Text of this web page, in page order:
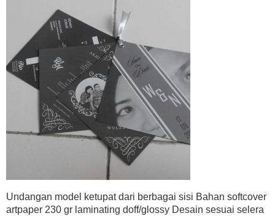
Undangan model ketupat dari berbagai sisi Bahan softcover
artpaper 230 gr laminating doff/glossy Desain sesuai selera